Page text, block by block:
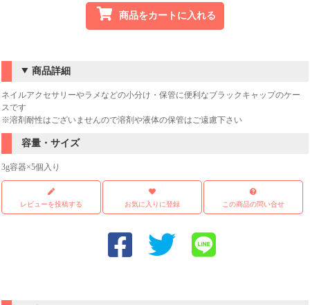
商品をカートに入れる
商品詳細
ネイルアクセサリーやラメなどの小分け・保管に便利なブラックキャップのケー
スです
※溶剤耐性はございませんので溶剤や液体の保管はご遠慮下さい
容量・サイズ
3g容器×5個入り
レビューを投稿する お気に入りに登録 この商品の問い合せ